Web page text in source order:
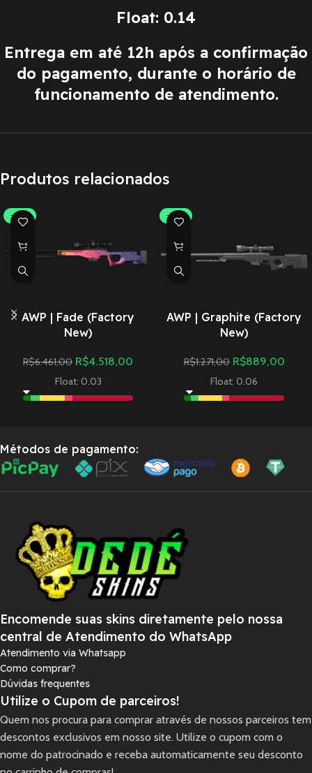
Float: 0.14
Entrega em até 12h após a confirmação
do pagamento, durante o horário de
funcionamento de atendimento.
Produtos relacionados
-30%
AWP | Fade (Factory
New)
R$6.461,00 R$4.518,00
Float: 0.03
-30%
AWP | Graphite (Factory
New)
R$1.271,00 R$889,00
Float: 0.06
Métodos de pagamento:
Encomende suas skins diretamente pelo nossa
central de Atendimento do WhatsApp
Atendimento via Whatsapp
Como comprar?
Dúvidas frequentes
Utilize o Cupom de parceiros!
Quem nos procura para comprar através de nossos parceiros tem
descontos exclusivos em nosso site. Utilize o cupom com o
nome do patrocinado e receba automaticamente seu desconto